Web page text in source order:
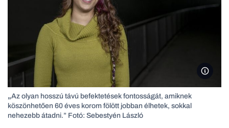
„Az olyan hosszú távú befektetések fontosságát, amiknek
köszönhetően 60 éves korom fölött jobban élhetek, sokkal
nehezebb átadni.” Fotó: Sebestyén László